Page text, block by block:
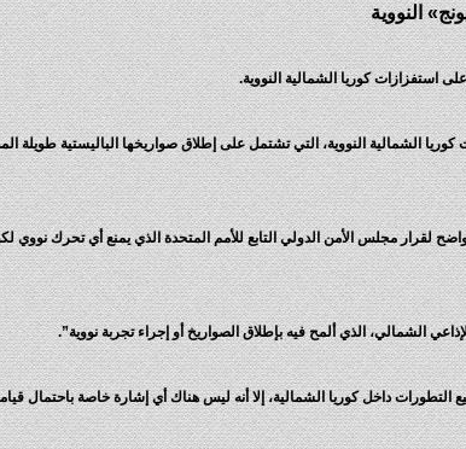
النووية
استفزازات كوريا الشمالية النووية.
الشمالية النووية، التي تشتمل على إطلاق صواريخها الباليستية طويلة
لقرار مجلس الأمن الدولي التابع للأمم المتحدة الذي يمنع أي تحرك نووي
الشمالي، الذي ألمح فيه بإطلاق الصواريخ أو إجراء تجربة نووية”.
داخل كوريا الشمالية، إلا أنه ليس هناك أي إشارة خاصة باحتمال